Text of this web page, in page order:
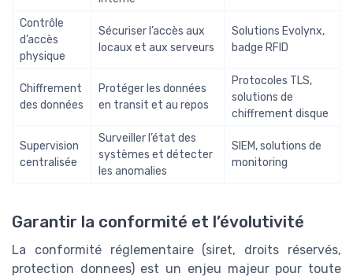
Contrôle
d’accès
physique
Sécuriser l’accès aux
locaux et aux serveurs
Solutions Evolynx,
badge RFID
Chiffrement
des données
Protéger les données
en transit et au repos
Protocoles TLS,
solutions de
chiffrement disque
Supervision
centralisée
Surveiller l’état des
systèmes et détecter
les anomalies
SIEM, solutions de
monitoring
Garantir la conformité et l’évolutivité
La conformité réglementaire (siret, droits réservés,
protection donnees) est un enjeu majeur pour toute